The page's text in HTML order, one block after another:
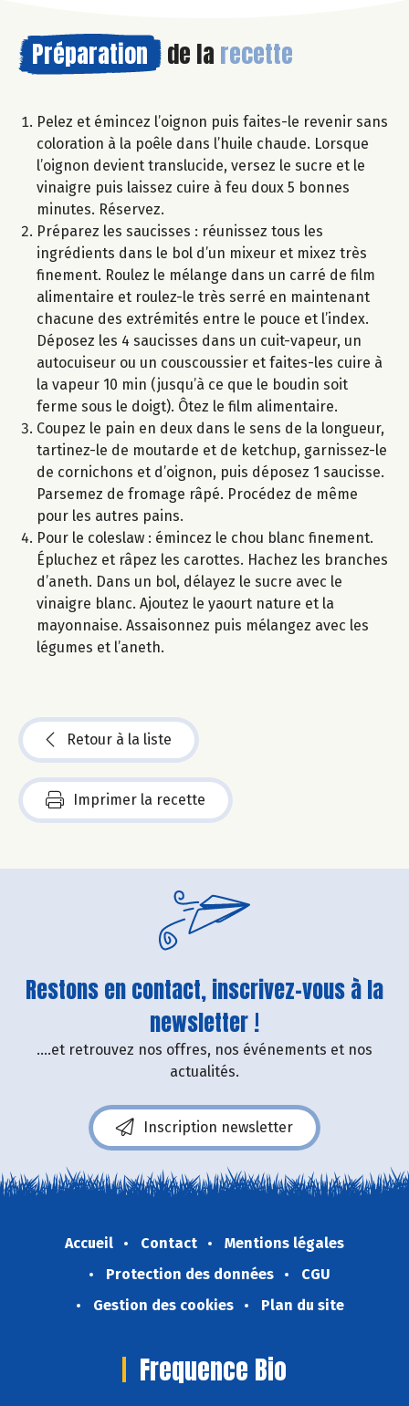
Préparation de la recette
Pelez et émincez l’oignon puis faites-le revenir sans
coloration à la poêle dans l’huile chaude. Lorsque
l’oignon devient translucide, versez le sucre et le
vinaigre puis laissez cuire à feu doux 5 bonnes
minutes. Réservez.
Préparez les saucisses : réunissez tous les
ingrédients dans le bol d’un mixeur et mixez très
finement. Roulez le mélange dans un carré de film
alimentaire et roulez-le très serré en maintenant
chacune des extrémités entre le pouce et l’index.
Déposez les 4 saucisses dans un cuit-vapeur, un
autocuiseur ou un couscoussier et faites-les cuire à
la vapeur 10 min (jusqu’à ce que le boudin soit
ferme sous le doigt). Ôtez le film alimentaire.
Coupez le pain en deux dans le sens de la longueur,
tartinez-le de moutarde et de ketchup, garnissez-le
de cornichons et d’oignon, puis déposez 1 saucisse.
Parsemez de fromage râpé. Procédez de même
pour les autres pains.
Pour le coleslaw : émincez le chou blanc finement.
Épluchez et râpez les carottes. Hachez les branches
d’aneth. Dans un bol, délayez le sucre avec le
vinaigre blanc. Ajoutez le yaourt nature et la
mayonnaise. Assaisonnez puis mélangez avec les
légumes et l’aneth.
Retour à la liste
Imprimer la recette
Restons en contact, inscrivez-vous à la
newsletter !
....et retrouvez nos offres, nos événements et nos
actualités.
Inscription newsletter
Accueil Contact
Mentions légales
Protection des données
CGU
Gestion des cookies
Plan du site
Frequence Bio